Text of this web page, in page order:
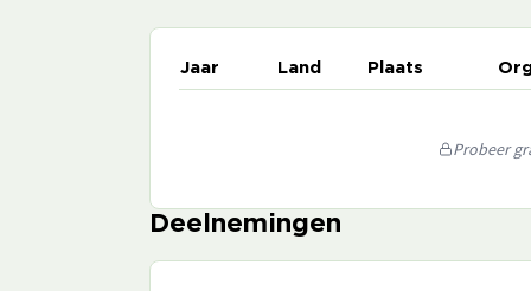
Jaar Land Plaats
Probeer
Deelnemingen